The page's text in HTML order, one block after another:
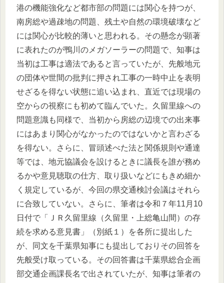
港の機能強化など都市部の問題には関心を持つが、
南房総や過疎地の問題、残土や自然の環境破壊など
には関心が比較的薄いと思われる。その懸念が顕著
に表れたのが鴨川のメガソーラーの問題で、知事は
当初は工事は適法であると言っていたが、先般地元
の団体や世間の批判に押され工事の一時中止を表明
せざるを得ない状態に追い込まれ、直近では現場の
空からの視察にも初めて臨んでいた。久留里線への
問題意識も同様で、当初から房総の辺境での出来事
にはあまり関心がなかったのではないかと言わざる
を得ない。さらに、冒頭述べた法と関係規則や通達
等では、地元協議会を設けるときに議長を誰が務め
るかや意見聴取の仕方、取り扱いなどにもきめ細か
く規定しているが、今回の県交通検討会議はそれら
に合致していない。さらに、筆者は令和７年11月10
日付で「ＪＲ久留里線（久留里・上総亀山間）の存
続を求める意見書」（別紙１）を各所に提出した
が、同文を千葉県知事にも提出しておりその回答を
先般受け取っている。その回答書は千葉県総合企画
部交通企画課長名で出されていたが、知事は筆者の